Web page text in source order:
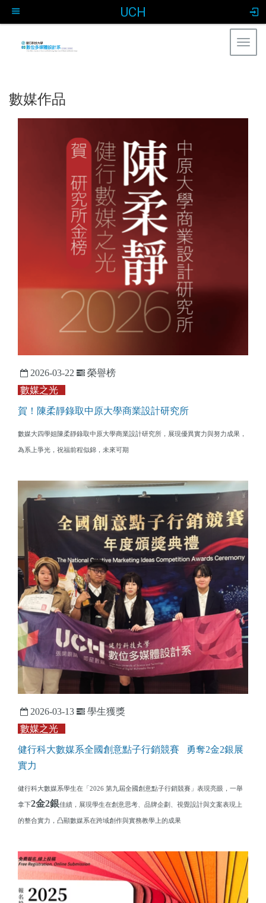
UCH
數媒作品
2026-03-22
榮譽榜
數媒之光
賀！陳柔靜錄取中原大學商業設計研究所
數媒大四學姐陳柔靜錄取中原大學商業設計研究所，展現優異實力與努力成果，
為系上爭光，祝福前程似錦，未來可期
2026-03-13
學生獲獎
數媒之光
健行科大數媒系全國創意點子行銷競賽 勇奪2金2銀展
實力
健行科大數媒系學生在「2026 第九屆全國創意點子行銷競賽」表現亮眼，一舉
拿下2金2銀佳績，展現學生在創意思考、品牌企劃、視覺設計與文案表現上
的整合實力，凸顯數媒系在跨域創作與實務教學上的成果